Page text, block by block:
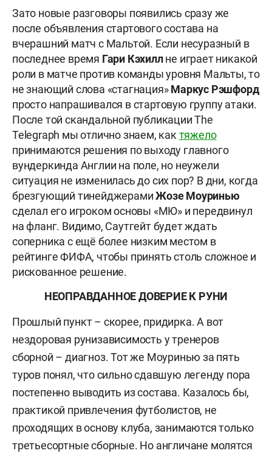
Зато новые разговоры появились сразу же
после объявления стартового состава на
вчерашний матч с Мальтой. Если несуразный в
последнее время Гари Кэхиллне играет никакой
роли в матче против команды уровня Мальты, то
не знающий слова «стагнация»Маркус Рэшфорд
просто напрашивался в стартовую группу атаки.
После той скандальной публикации The
Telegraph мы отлично знаем, кактяжело
принимаются решения по выходу главного
вундеркинда Англии на поле, но неужели
ситуация не изменилась до сих пор? В дни, когда
брезгующий тинейджерамиЖозе Моуринью
сделал его игроком основы «МЮ» и передвинул
на фланг. Видимо, Саутгейт будет ждать
соперника с ещё более низким местом в
рейтинге ФИФА, чтобы принять столь сложное и
рискованное решение.
НЕОПРАВДАННОЕ ДОВЕРИЕ К РУНИ
Прошлый пункт – скорее, придирка. А вот
нездоровая рунизависимость у тренеров
сборной – диагноз. Тот же Моуринью за пять
туров понял, что сильно сдавшую легенду пора
постепенно выводить из состава. Казалось бы,
практикой привлечения футболистов, не
проходящих в основу клуба, занимаются только
третьесортные сборные. Но англичане молятся